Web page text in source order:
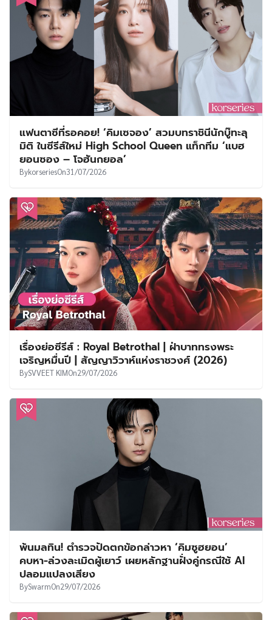
แฟนตาซีที่รอคอย! ‘คิมเซจอง’ สวมบทราชินีนักบู๊ทะลุ
มิติ ในซีรีส์ใหม่ High School Queen แท็กทีม ‘แบฮ
ยอนซอง – โจฮันกยอล’
BykorseriesOn31/07/2026
เรื่องย่อซีรีส์ : Royal Betrothal | ฝ่าบาททรงพระ
เจริญหมื่นปี | สัญญาวิวาห์แห่งราชวงศ์ (2026)
BySVVEET KIMOn29/07/2026
พ้นมลทิน! ตำรวจปัดตกข้อกล่าวหา ‘คิมซูฮยอน’
คบหา-ล่วงละเมิดผู้เยาว์ เผยหลักฐานฝั่งคู่กรณีใช้ AI
ปลอมแปลงเสียง
BySwarmOn29/07/2026